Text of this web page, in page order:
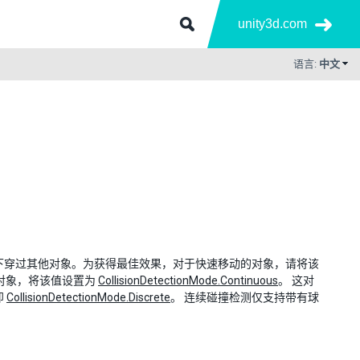
unity3d.com
语言: 中文
过其他对象。为获得最佳效果，对于快速移动的对象，请将该
象，将该值设置为 CollisionDetectionMode.Continuous。 这对
CollisionDetectionMode.Discrete。 连续碰撞检测仅支持带有球